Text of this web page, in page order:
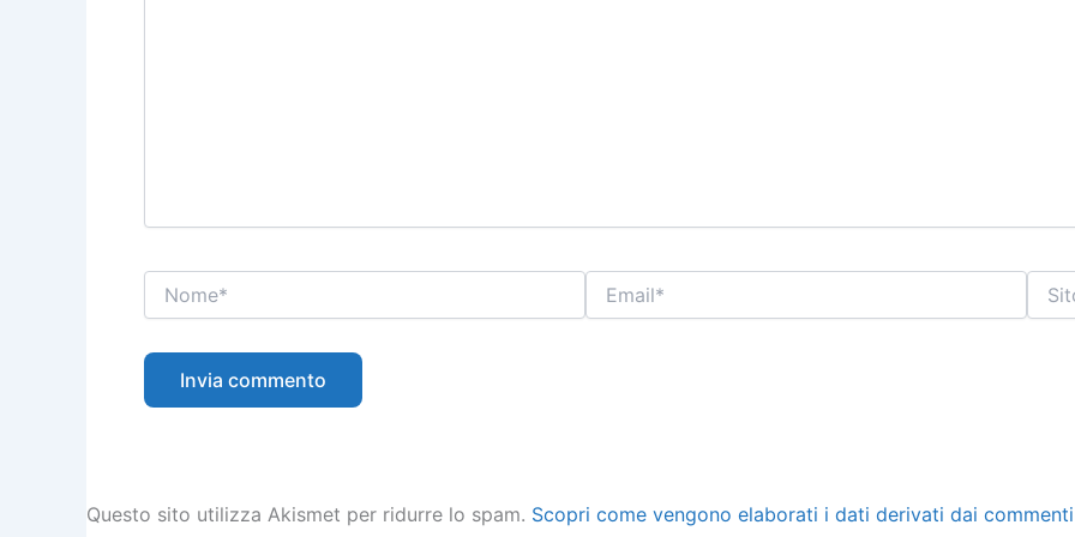
Nome* Email*
Sito
web
Questo sito utilizza Akismet per ridurre lo spam. Scopri come vengono elaborati i dati derivati dai commenti